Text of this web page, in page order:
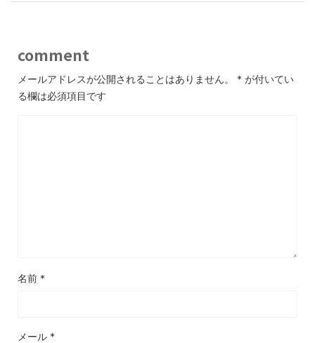
comment
メールアドレスが公開されることはありません。 * が付いてい
る欄は必須項目です
名前 *
メール *